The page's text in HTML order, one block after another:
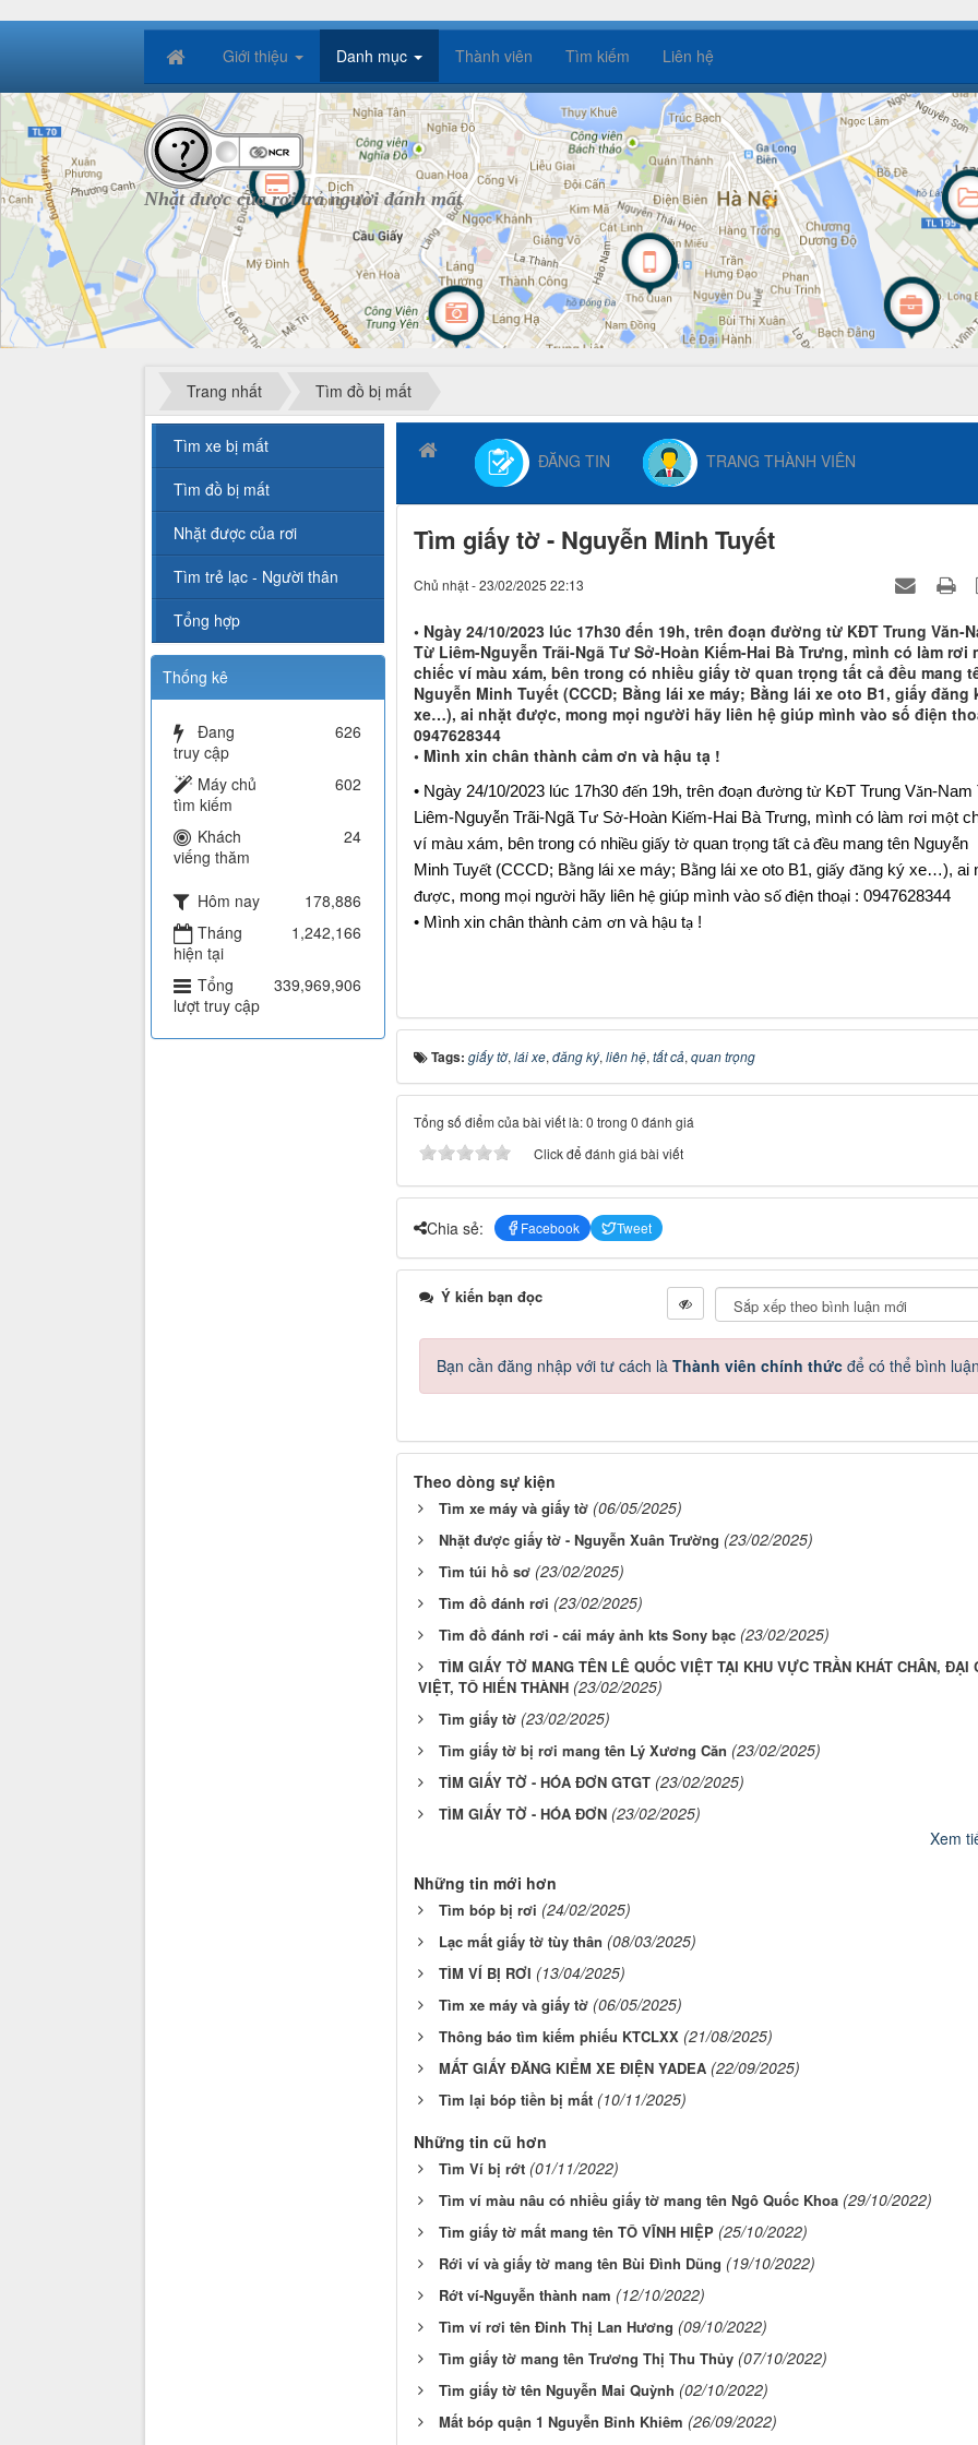
Giới thiệu Danh mục Thành viên Tìm kiếm Liên hệ
Nhặt được của rơi trả người đánh mất
Trang nhất Tìm đồ bị mất
ĐĂNG TIN TRANG THÀNH VIÊN
Tìm giấy tờ - Nguyễn Minh Tuyết
Chủ nhật - 23/02/2025 22:13
• Ngày 24/10/2023 lúc 17h30 đến 19h, trên đoạn đường từ KĐT Trung Văn-
Từ Liêm-Nguyễn Trãi-Ngã Tư Sở-Hoàn Kiếm-Hai Bà Trưng, mình có làm rơi
chiếc ví màu xám, bên trong có nhiều giấy tờ quan trọng tất cả đều mang
Nguyễn Minh Tuyết (CCCD; Bằng lái xe máy; Bằng lái xe oto B1, giấy đăng
xe…), ai nhặt được, mong mọi người hãy liên hệ giúp mình vào số điện
0947628344
• Mình xin chân thành cảm ơn và hậu tạ !
• Ngày 24/10/2023 lúc 17h30 đến 19h, trên đoạn đường từKĐT Trung Văn-Nam
Liêm-Nguyễn Trãi-Ngã TưSở-Hoàn Kiếm-Hai Bà Trưng, mình có làm rơi một
ví màu xám, bên trong có nhiều giấy tờquan trọng tất cả đều mang tên Nguyễn
Minh Tuyết (CCCD; Bằng lái xe máy; Bằng lái xe oto B1, giấy đăng ký xe…), ai
được, mong mọi người hãy liên hệgiúp mình vào số điện thoại : 0947628344
• Mình xin chân thành cảm ơn và hậu tạ!
Tags: giấy tờ, lái xe, đăng ký, liên hệ, tất cả, quan trọng
Tổng số điểm của bài viết là: 0 trong 0 đánh giá
Click để đánh giá bài viết
Chia sẻ: Facebook Tweet
Ý kiến bạn đọc
Bạn cần đăng nhập với tư cách là Thành viên chính thứcđể có thể bình luận
Theo dòng sự kiện
Tìm xe máy và giấy tờ (06/05/2025)
Nhặt được giấy tờ - Nguyễn Xuân Trường (23/02/2025)
Tìm túi hồ sơ (23/02/2025)
Tìm đồ đánh rơi (23/02/2025)
Tìm đồ đánh rơi - cái máy ảnh kts Sony bạc (23/02/2025)
TÌM GIẤY TỜ MANG TÊN LÊ QUỐC VIỆT TẠI KHU VỰC TRẦN KHÁT CHÂN, ĐẠI
VIỆT, TÔ HIẾN THÀNH (23/02/2025)
Tìm giấy tờ (23/02/2025)
Tìm giấy tờ bị rơi mang tên Lý Xương Căn (23/02/2025)
TÌM GIẤY TỜ - HÓA ĐƠN GTGT (23/02/2025)
TÌM GIẤY TỜ - HÓA ĐƠN (23/02/2025)
Xem
Những tin mới hơn
Tìm bóp bị rơi (24/02/2025)
Lạc mất giấy tờ tùy thân (08/03/2025)
TÌM VÍ BỊ RƠI (13/04/2025)
Tìm xe máy và giấy tờ (06/05/2025)
Thông báo tìm kiếm phiếu KTCLXX (21/08/2025)
MẤT GIẤY ĐĂNG KIỂM XE ĐIỆN YADEA (22/09/2025)
Tìm lại bóp tiền bị mất (10/11/2025)
Những tin cũ hơn
Tìm Ví bị rớt (01/11/2022)
Tìm ví màu nâu có nhiều giấy tờ mang tên Ngô Quốc Khoa (29/10/2022)
Tìm giấy tờ mất mang tên TÔ VĨNH HIỆP (25/10/2022)
Rới ví và giấy tờ mang tên Bùi Đình Dũng (19/10/2022)
Rớt ví-Nguyễn thành nam (12/10/2022)
Tìm ví rơi tên Đinh Thị Lan Hương (09/10/2022)
Tìm giấy tờ mang tên Trương Thị Thu Thủy (07/10/2022)
Tìm giấy tờ tên Nguyễn Mai Quỳnh (02/10/2022)
Mất bóp quận 1 Nguyễn Bỉnh Khiêm (26/09/2022)
Tìm xe bị mất
Tìm đồ bị mất
Nhặt được của rơi
Tìm trẻ lạc - Người thân
Tổng hợp
Thống kê
Đang
truy cập
626
Máy chủ
tìm kiếm
602
Khách
viếng thăm
24
Hôm nay
178,886
Tháng
hiện tại
1,242,166
Tổng
lượt truy cập
339,969,906